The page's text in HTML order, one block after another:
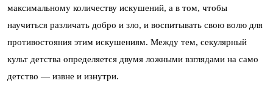
максимальному количеству искушений, а в том, чтобы
научиться различать добро и зло, и воспитывать свою волю для
противостояния этим искушениям. Между тем, секулярный
культ детства определяется двумя ложными взглядами на само
детство — извне и изнутри.